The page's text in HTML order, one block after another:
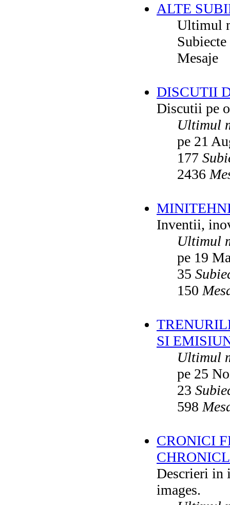
ALTE
Ultimul
Subiecte
Mesaje
DISCUTII
Discutii pe
Ultimul
pe 21
177
2436
Inventii,
Ultimul
pe 19
35
150
SI
Ultimul
pe 25
23
598
CRONICI
Descrieri in
images.